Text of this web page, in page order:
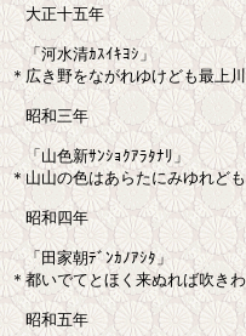
大正十五年
「河水清ｶｽｲｷﾖｼ」
＊広き野をながれゆけども最上
昭和三年
「山色新ｻﾝｼｮｸｱﾗﾀﾅﾘ」
＊山山の色はあらたにみゆれど
昭和四年
「田家朝ﾃﾞﾝｶﾉｱｼﾀ」
＊都いでてとほく来ぬれば吹き
昭和五年